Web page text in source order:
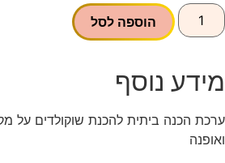
כמות
של
ערכת
-
יופי
הוספה לסל
מידע נוסף
ערכת הכנה ביתית להכנת שוקולדים על
ואופנה